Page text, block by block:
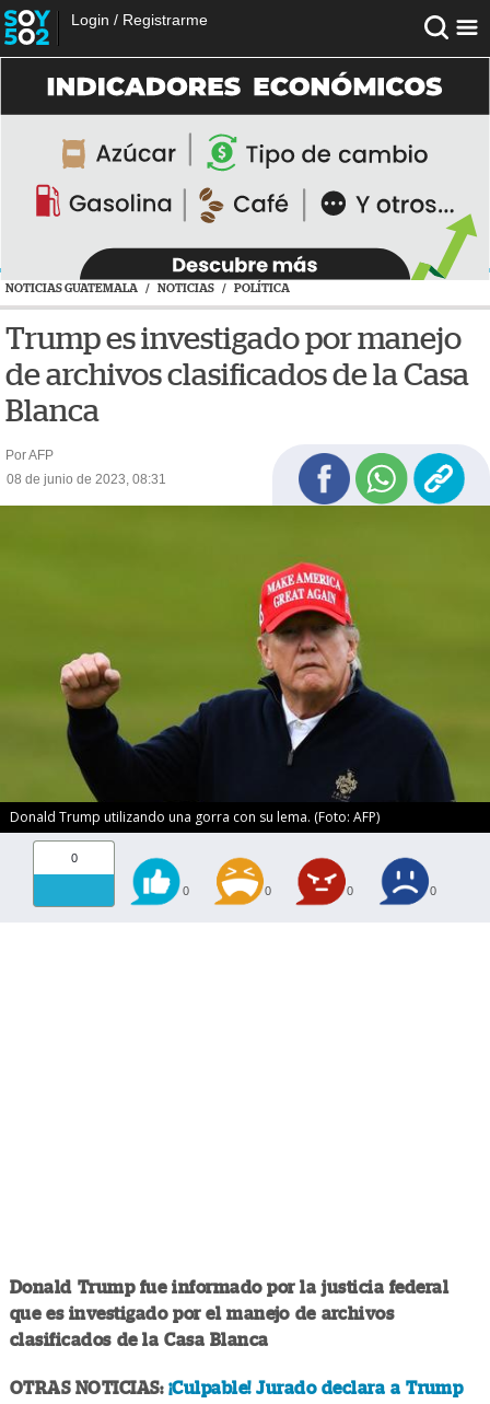
Login / Registrarme
NOTICIAS GUATEMALA / NOTICIAS / POLÍTICA
Trump es investigado por manejo
de archivos clasificados de la Casa
Blanca
Por AFP
08 de junio de 2023, 08:31
Donald Trump utilizando una gorra con su lema. (Foto: AFP)
0
0 0 0 0
Donald Trump fue informado por la justicia federal
que es investigado por el manejo de archivos
clasificados de la Casa Blanca
OTRAS NOTICIAS: ¡Culpable! Jurado declara a Trump